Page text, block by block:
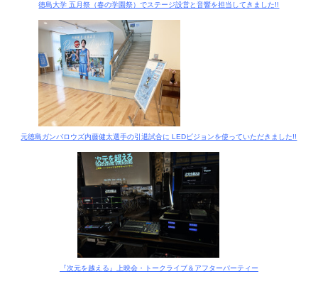
徳島大学 五月祭（春の学園祭）でステージ設営と音響を担当してきました!!
元徳島ガンバロウズ内藤健太選手の引退試合に LEDビジョンを使っていただきました!!
『次元を越える』上映会・トークライブ＆アフターパーティー